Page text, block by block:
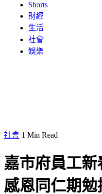
Shorts
財經
生活
社會
娛樂
社會 1 Min Read
嘉市府員工
感恩同仁期勉